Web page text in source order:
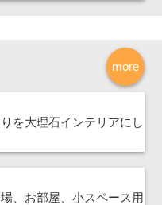
more
を大理石インテリアにし
、お部屋、小スペース用